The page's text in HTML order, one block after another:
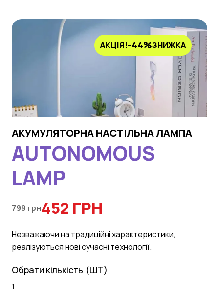
АКЦІЯ!-44%ЗНИЖКА
АКУМУЛЯТОРНА НАСТІЛЬНА ЛАМПА
AUTONOMOUS
LAMP
799 грн452 ГРН
Незважаючи на традиційні характеристики,
реалізуються нові сучасні технології.
Обрати кількість (ШТ)